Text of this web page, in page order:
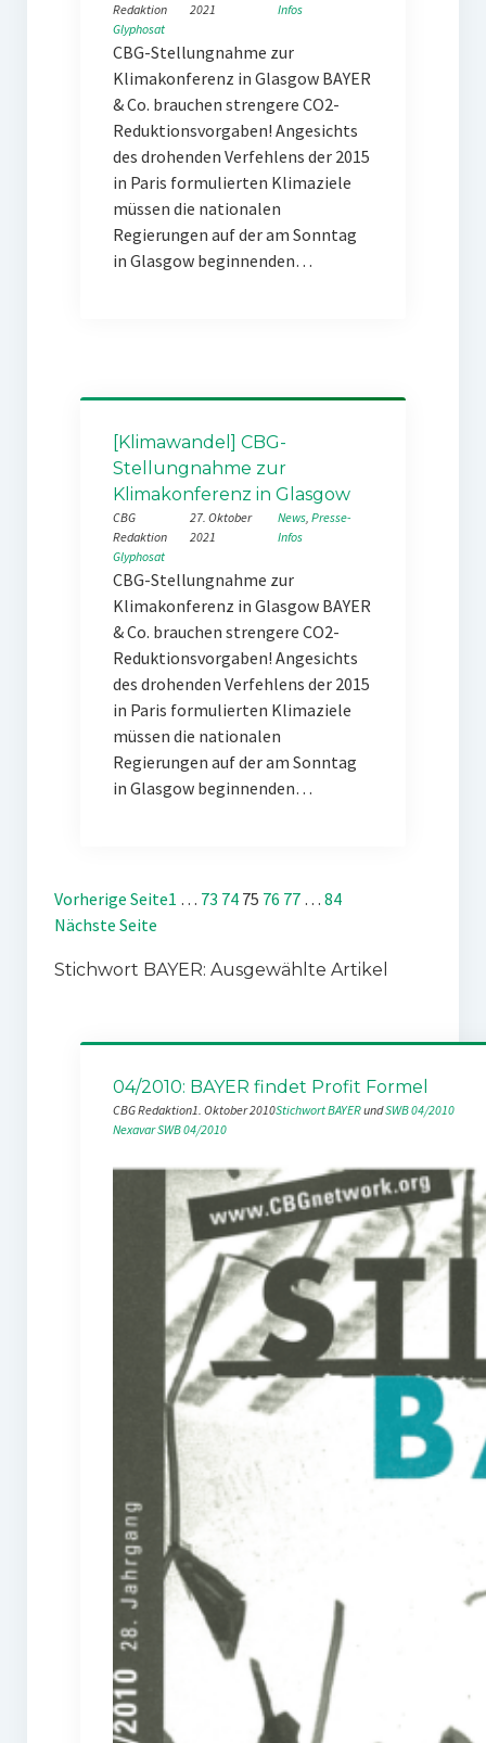
Redaktion
2021
Infos
Glyphosat
CBG-Stellungnahme zur
Klimakonferenz in Glasgow BAYER
& Co. brauchen strengere CO2-
Reduktionsvorgaben! Angesichts
des drohenden Verfehlens der 2015
in Paris formulierten Klimaziele
müssen die nationalen
Regierungen auf der am Sonntag
in Glasgow beginnenden…
[Klimawandel] CBG-
Stellungnahme zur
Klimakonferenz in Glasgow
CBG
Redaktion
27. Oktober
2021
News, Presse-
Infos
Glyphosat
CBG-Stellungnahme zur
Klimakonferenz in Glasgow BAYER
& Co. brauchen strengere CO2-
Reduktionsvorgaben! Angesichts
des drohenden Verfehlens der 2015
in Paris formulierten Klimaziele
müssen die nationalen
Regierungen auf der am Sonntag
in Glasgow beginnenden…
Vorherige Seite1 … 73 74 75 76 77 … 84
Nächste Seite
Stichwort BAYER: Ausgewählte Artikel
04/2010: BAYER findet Profit Formel
CBG Redaktion1. Oktober 2010Stichwort BAYER und SWB 04/2010
NexavarSWB 04/2010